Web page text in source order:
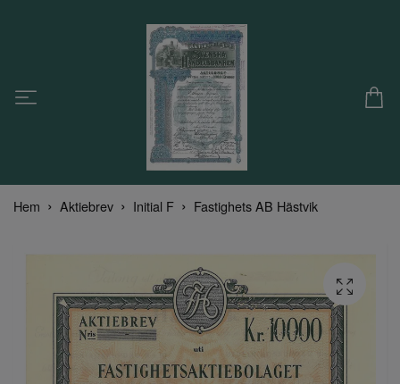
Hem Aktiebrev Initial F Fastighets AB Hästvik